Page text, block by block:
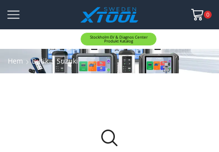
0
Stockholm EV & Diagnos Center
Produkt Katalog
Hem Butik Suzuki